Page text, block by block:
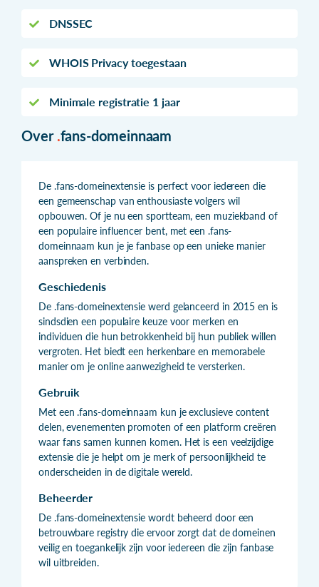
DNSSEC
WHOIS Privacy toegestaan
Minimale registratie 1 jaar
Over .fans-domeinnaam
De .fans-domeinextensie is perfect voor iedereen die
een gemeenschap van enthousiaste volgers wil
opbouwen. Of je nu een sportteam, een muziekband of
een populaire influencer bent, met een .fans-
domeinnaam kun je je fanbase op een unieke manier
aanspreken en verbinden.
Geschiedenis
De .fans-domeinextensie werd gelanceerd in 2015 en is
sindsdien een populaire keuze voor merken en
individuen die hun betrokkenheid bij hun publiek willen
vergroten. Het biedt een herkenbare en memorabele
manier om je online aanwezigheid te versterken.
Gebruik
Met een .fans-domeinnaam kun je exclusieve content
delen, evenementen promoten of een platform creëren
waar fans samen kunnen komen. Het is een veelzijdige
extensie die je helpt om je merk of persoonlijkheid te
onderscheiden in de digitale wereld.
Beheerder
De .fans-domeinextensie wordt beheerd door een
betrouwbare registry die ervoor zorgt dat de domeinen
veilig en toegankelijk zijn voor iedereen die zijn fanbase
wil uitbreiden.